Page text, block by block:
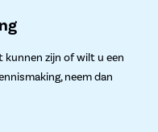
kunnen zijn of wilt u een
neem dan